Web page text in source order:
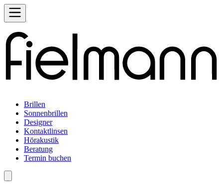
Brillen
Sonnenbrillen
Designer
Kontaktlinsen
Hörakustik
Beratung
Termin buchen